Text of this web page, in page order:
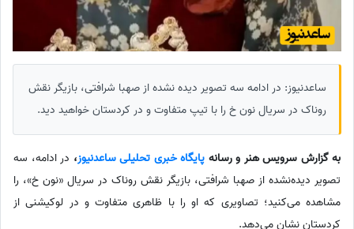
ساعدنیوز: در ادامه سه تصویر دیده نشده از صهبا شرافتی، بازیگر نقش
روناک در سریال نون خ را با تیپ متفاوت و در کردستان خواهید دید.
به گزارش سرویس هنر و رسانه پایگاه خبری تحلیلی ساعدنیوز، در ادامه، سه
تصویر دیده‌نشده از صهبا شرافتی، بازیگر نقش روناک در سریال «نون خ»، را
مشاهده می‌کنید؛ تصاویری که او را با ظاهری متفاوت و در لوکیشنی از
کردستان نشان می‌دهد.